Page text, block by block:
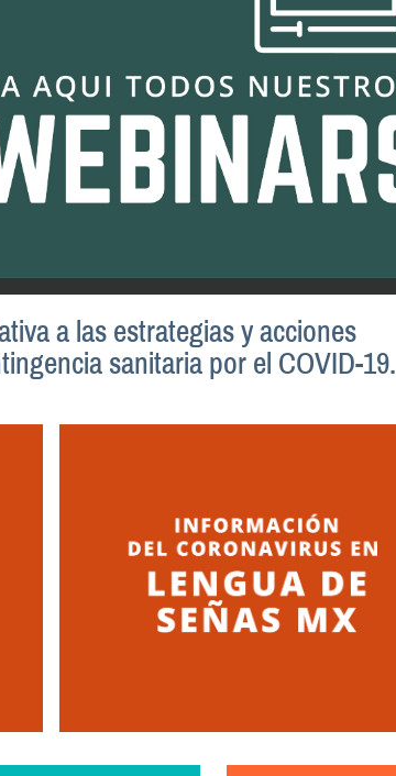
a las estrategias y acciones
sanitaria por el COVID-19.